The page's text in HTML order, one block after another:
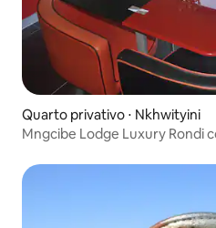
Quarto privativo ⋅ Nkhwityini
Mngcibe Lodge Luxury Rondi